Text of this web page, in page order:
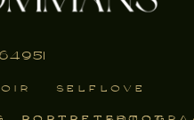
SELFLOVE